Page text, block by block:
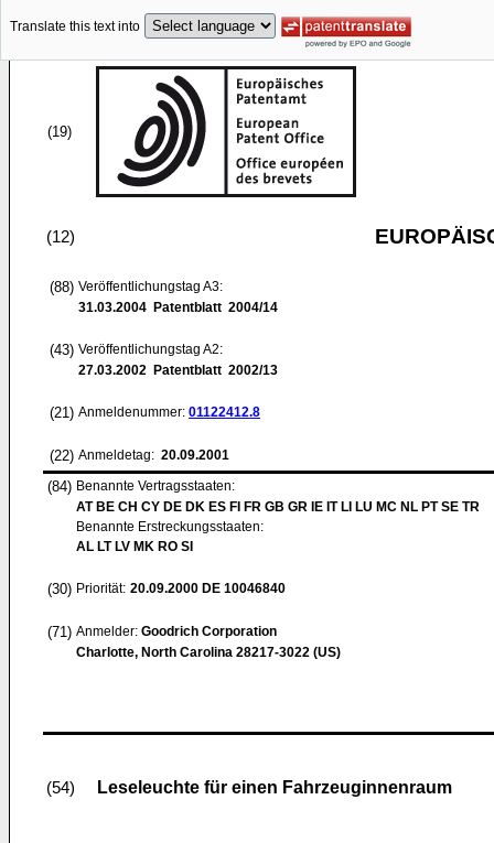
Translate this text into
(19)
(12)
(88) Veröffentlichungstag A3:
31.03.2004 Patentblatt 2004/14
(43) Veröffentlichungstag A2:
27.03.2002 Patentblatt 2002/13
(21) Anmeldenummer: 01122412.8
(22) Anmeldetag: 20.09.2001
(84) Benannte Vertragsstaaten:
AT BE CH CY DE DK ES FI FR GB GR IE IT LI LU MC NL PT SE TR
Benannte Erstreckungsstaaten:
AL LT LV MK RO SI
(30) Priorität: 20.09.2000 DE 10046840
(71) Anmelder: Goodrich Corporation
Charlotte, North Carolina 28217-3022 (US)
(54) Leseleuchte für einen Fahrzeuginnenraum